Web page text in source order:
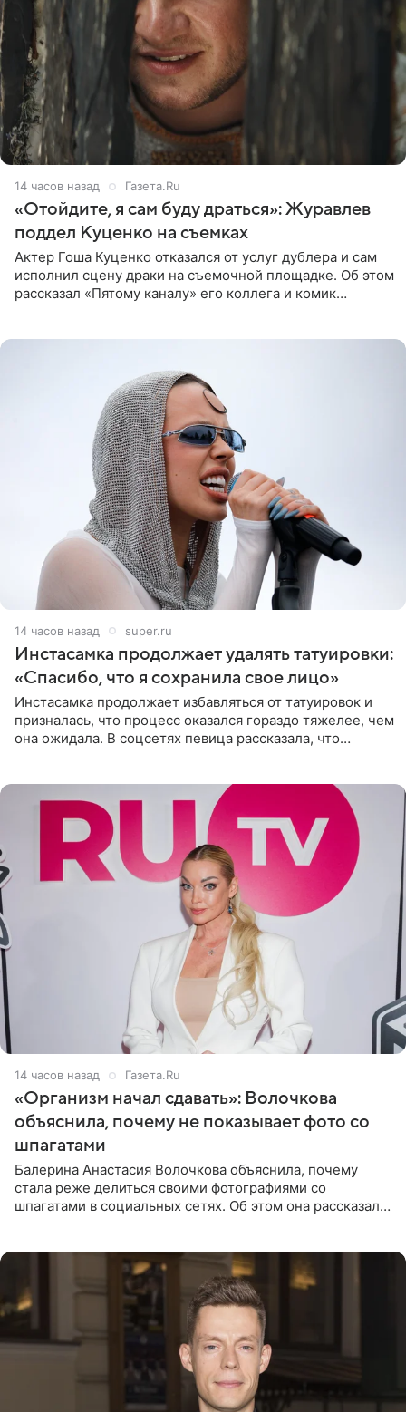
14 часов назад Газета.Ru
«Отойдите, я сам буду драться»: Журавлев
поддел Куценко на съемках
Актер Гоша Куценко отказался от услуг дублера и сам
исполнил сцену драки на съемочной площадке. Об этом
рассказал «Пятому каналу» его коллега и комик
14 часов назад super.ru
Инстасамка продолжает удалять татуировки:
«Спасибо, что я сохранила свое лицо»
Инстасамка продолжает избавляться от татуировок и
призналась, что процесс оказался гораздо тяжелее, чем
она ожидала. В соцсетях певица рассказала, что
14 часов назад Газета.Ru
«Организм начал сдавать»: Волочкова
объяснила, почему не показывает фото со
шпагатами
Балерина Анастасия Волочкова объяснила, почему
стала реже делиться своими фотографиями со
шпагатами в социальных сетях. Об этом она рассказала